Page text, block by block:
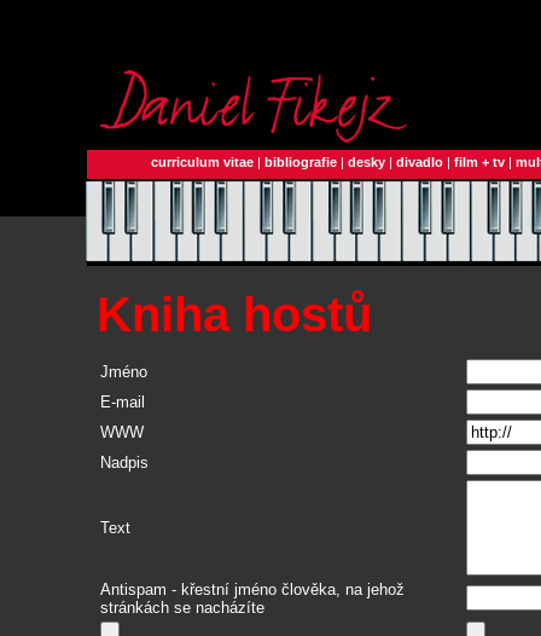
curriculum vitae | bibliografie | desky | divadlo | film + tv |
Kniha hostů
Jméno
E-mail
WWW
Nadpis
Text
Antispam - křestní jméno člověka, na jehož
stránkách se nacházíte